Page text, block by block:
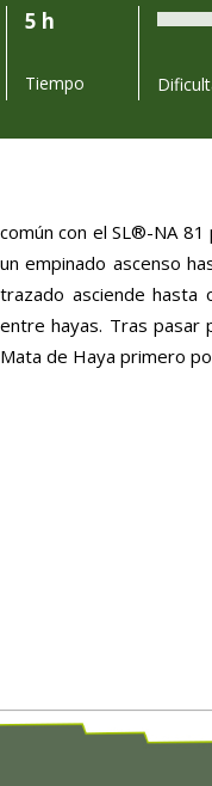
5 h
Tiempo
Mata de Haya primero